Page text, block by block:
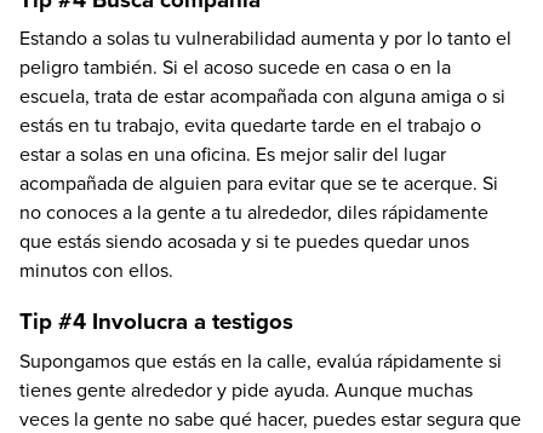
Estando a solas tu vulnerabilidad aumenta y por lo tanto el
peligro también. Si el acoso sucede en casa o en la
escuela, trata de estar acompañada con alguna amiga o si
estás en tu trabajo, evita quedarte tarde en el trabajo o
estar a solas en una oficina. Es mejor salir del lugar
acompañada de alguien para evitar que se te acerque. Si
no conoces a la gente a tu alrededor, diles rápidamente
que estás siendo acosada y si te puedes quedar unos
minutos con ellos.
Tip #4 Involucra a testigos
Supongamos que estás en la calle, evalúa rápidamente si
tienes gente alrededor y pide ayuda. Aunque muchas
veces la gente no sabe qué hacer, puedes estar segura que